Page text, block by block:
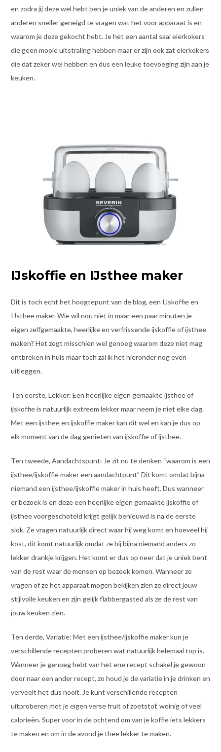
en zodra jij deze wel hebt ben je uniek van de anderen en zullen
anderen sneller geneigd te vragen wat het voor apparaat is en
waarom je deze gekocht hebt. Je het een aantal saai eierkokers
die geen mooie uitstraling hebben maar er zijn ook zat eierkokers
die dat zeker wel hebben en dus een leuke toevoeging zijn aan je
keuken.
IJskoffie en IJsthee maker
Dit is toch echt het hoogtepunt van de blog, een IJskoffie en
IJsthee maker. Wie wil nou niet in maar een paar minuten je
eigen zelfgemaakte, heerlijke en verfrissende ijskoffie of ijsthee
maken? Het zegt misschien wel genoeg waarom deze niet mag
ontbreken in huis maar toch zal ik het hieronder nog even
uitleggen.
Ten eerste, Lekker: Een heerlijke eigen gemaakte ijsthee of
ijskoffie is natuurlijk extreem lekker maar neem je niet elke dag.
Met een ijsthee en ijskoffie maker kan dit wel en kan je dus op
elk moment van de dag genieten van ijskoffie of ijsthee.
Ten tweede, Aandachtspunt: Je zit nu te denken “waarom is een
ijsthee/ijskoffie maker een aandachtpunt” Dit komt omdat bijna
niemand een ijsthee/ijskoffie maker in huis heeft. Dus wanneer
er bezoek is en deze een heerlijke eigen gemaakte ijskoffie of
ijsthee voorgeschoteld krijgt gelijk benieuwd is na de eerste
slok. Ze vragen natuurlijk direct waar hij weg komt en hoeveel hij
kost, dit komt natuurlijk omdat ze bij bijna niemand anders zo
lekker drankje krijgen. Het komt er dus op neer dat je uniek bent
van de rest waar de mensen op bezoek komen. Wanneer ze
vragen of ze het apparaat mogen bekijken zien ze direct jouw
stijlvolle keuken en zijn gelijk flabbergasted als ze de rest van
jouw keuken zien.
Ten derde, Variatie: Met een ijsthee/ijskoffie maker kun je
verschillende recepten proberen wat natuurlijk helemaal top is.
Wanneer je genoeg hebt van het ene recept schakel je gewoon
door naar een ander recept, zo houd je de variatie in je drinken en
verveelt het dus nooit. Je kunt verschillende recepten
uitproberen met je eigen verse fruit of zoetstof, weinig of veel
calorieën. Super voor in de ochtend om van je koffie iets lekkers
te maken en om in de avond je thee lekker te maken.